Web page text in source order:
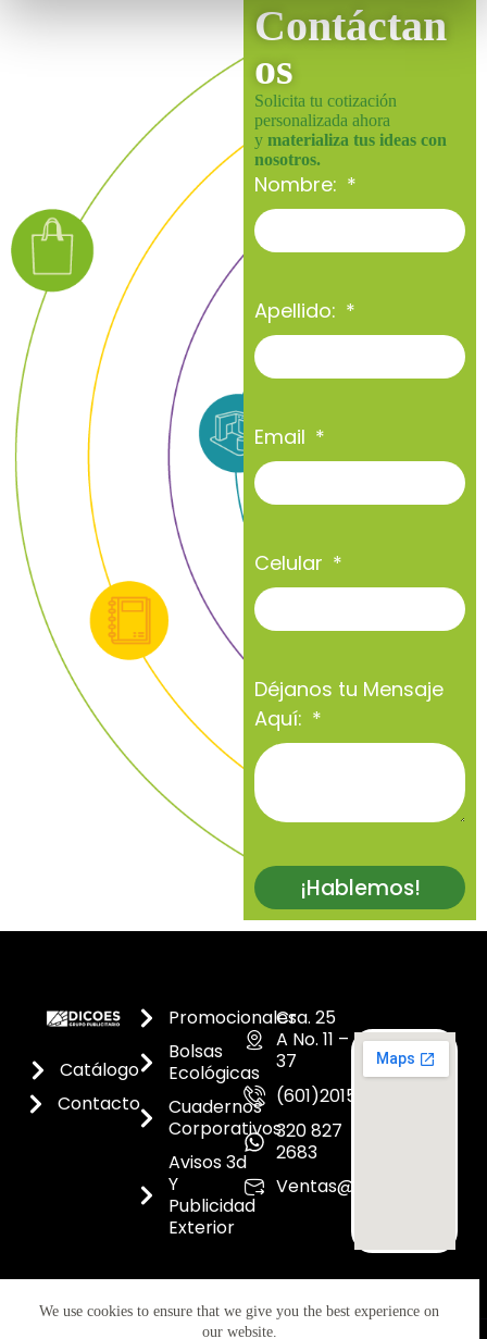
We use cookies to ensure that we give you the best experience on
our website.
Contáctan
os
Solicita tu cotización
personalizada ahora
y materializa tus ideas con
nosotros.
Nombre:
Apellido:
Email
Celular
Déjanos tu Mensaje
Aquí:
¡Hablemos!
Catálogo
Contacto
Promocionales
Bolsas
Ecológicas
Cuadernos
Corporativos
Avisos 3d
Y
Publicidad
Exterior
Cra. 25
A No. 11 –
37
(601)2015300
320 827
2683
Ventas@dicoes.co